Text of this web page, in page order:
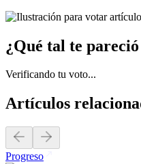
¿Qué tal te
Verificando tu voto...
Artículos
Progreso